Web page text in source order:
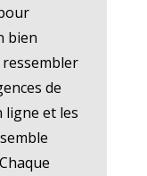
bien
de
ligne et les